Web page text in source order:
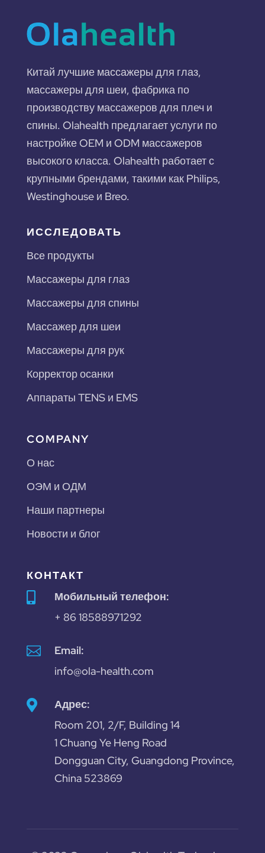
Китай лучшие массажеры для глаз,
массажеры для шеи, фабрика по
производству массажеров для плеч и
спины. Olahealth предлагает услуги по
настройке OEM и ODM массажеров
высокого класса. Olahealth работает с
крупными брендами, такими как Philips,
Westinghouse и Breo.
ИССЛЕДОВАТЬ
Все продукты
Массажеры для глаз
Массажеры для спины
Массажер для шеи
Массажеры для рук
Корректор осанки
Аппараты TENS и EMS
COMPANY
О нас
ОЭМ и ОДМ
Наши партнеры
Новости и блог
КОНТАКТ

Мобильный телефон:
+ 86 18588971292

Email:
info@ola-health.com

Адрес:
Room 201, 2/F, Building 14
1 Chuang Ye Heng Road
Dongguan City, Guangdong Province,
China 523869